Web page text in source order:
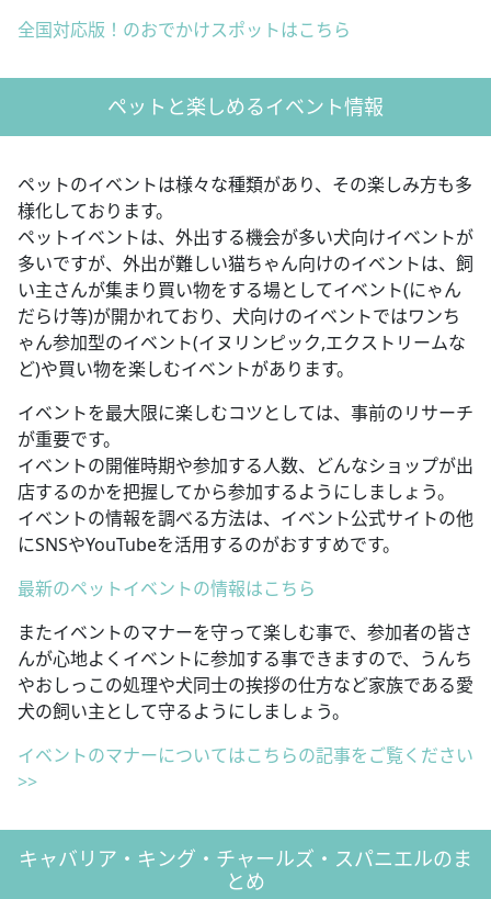
全国対応版！のおでかけスポットはこちら
ペットと楽しめるイベント情報
ペットのイベントは様々な種類があり、その楽しみ方も多
様化しております。
ペットイベントは、外出する機会が多い犬向けイベントが
多いですが、外出が難しい猫ちゃん向けのイベントは、飼
い主さんが集まり買い物をする場としてイベント(にゃん
だらけ等)が開かれており、犬向けのイベントではワンち
ゃん参加型のイベント(イヌリンピック,エクストリームな
ど)や買い物を楽しむイベントがあります。
イベントを最大限に楽しむコツとしては、事前のリサーチ
が重要です。
イベントの開催時期や参加する人数、どんなショップが出
店するのかを把握してから参加するようにしましょう。
イベントの情報を調べる方法は、イベント公式サイトの他
にSNSやYouTubeを活用するのがおすすめです。
最新のペットイベントの情報はこちら
またイベントのマナーを守って楽しむ事で、参加者の皆さ
んが心地よくイベントに参加する事できますので、うんち
やおしっこの処理や犬同士の挨拶の仕方など家族である愛
犬の飼い主として守るようにしましょう。
イベントのマナーについてはこちらの記事をご覧ください
>>
キャバリア・キング・チャールズ・スパニエルのま
とめ